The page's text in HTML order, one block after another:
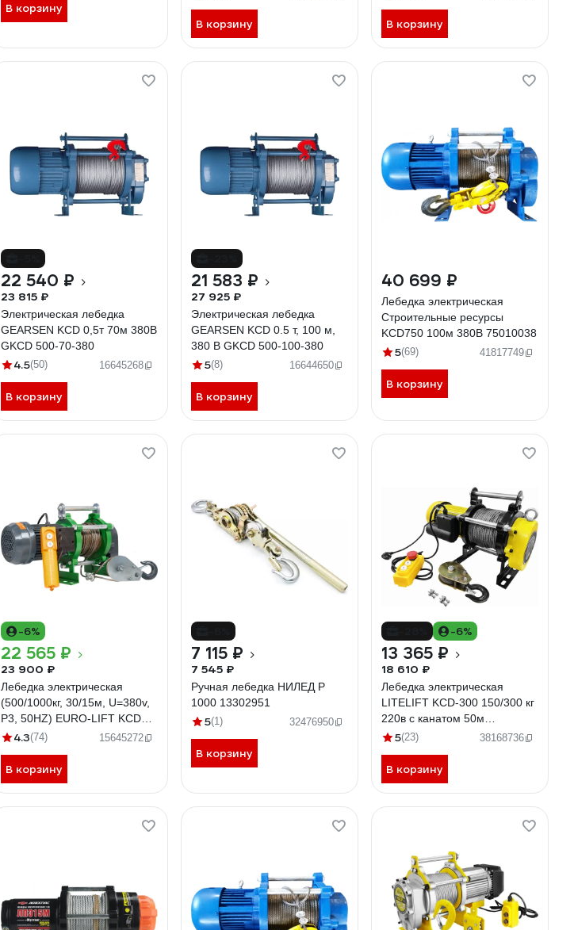
В корзину
В корзину В корзину
22 540 ₽
23 815 ₽
Электрическая лебедка
GEARSEN KCD 0,5т 70м 380В
GKCD 500-70-380
4.5(50) 16645268
В корзину
21 583 ₽
27 925 ₽
Электрическая лебедка
GEARSEN KCD 0.5 т, 100 м,
380 В GKCD 500-100-380
5(8) 16644650
В корзину
40 699 ₽
Лебедка электрическая
Строительные ресурсы
KСD750 100м 380В 75010038
5(69) 41817749
В корзину
-6%
22 565 ₽
23 900 ₽
Лебедка электрическая
(500/1000кг, 30/15м, U=380v,
P3, 50HZ) EURO-LIFT KCD
00020875
4.3(74) 15645272
В корзину
7 115 ₽
7 545 ₽
Ручная лебедка НИЛЕД P
1000 13302951
5(1) 32476950
В корзину
-6%
13 365 ₽
18 610 ₽
Лебедка электрическая
LITELIFT KCD-300 150/300 кг
220в с канатом 50м
kcd30050m220
5(23) 38168736
В корзину